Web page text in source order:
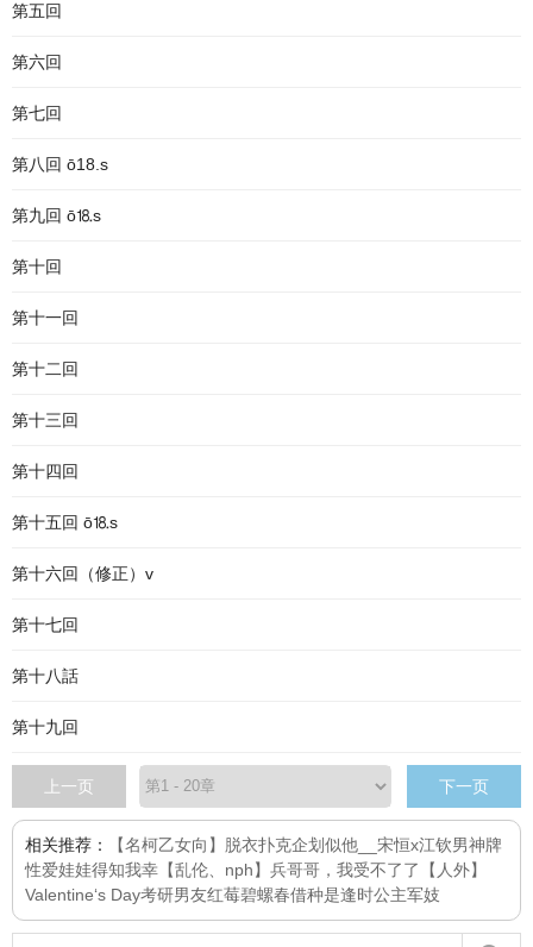
第五回
第六回
第七回
第八回 ō18.s
第九回 ō⒙s
第十回
第十一回
第十二回
第十三回
第十四回
第十五回 ō⒙s
第十六回（修正）v
第十七回
第十八話
第十九回
上一页 下一页
相关推荐： 【名柯乙女向】脱衣扑克企划似他__宋恒x江钦男神牌
性爱娃娃得知我幸【乱伦、nph】 兵哥哥，我受不了了
【人外】
Valentine‘s Day考研男友红莓碧螺春借种是逢时公主军妓